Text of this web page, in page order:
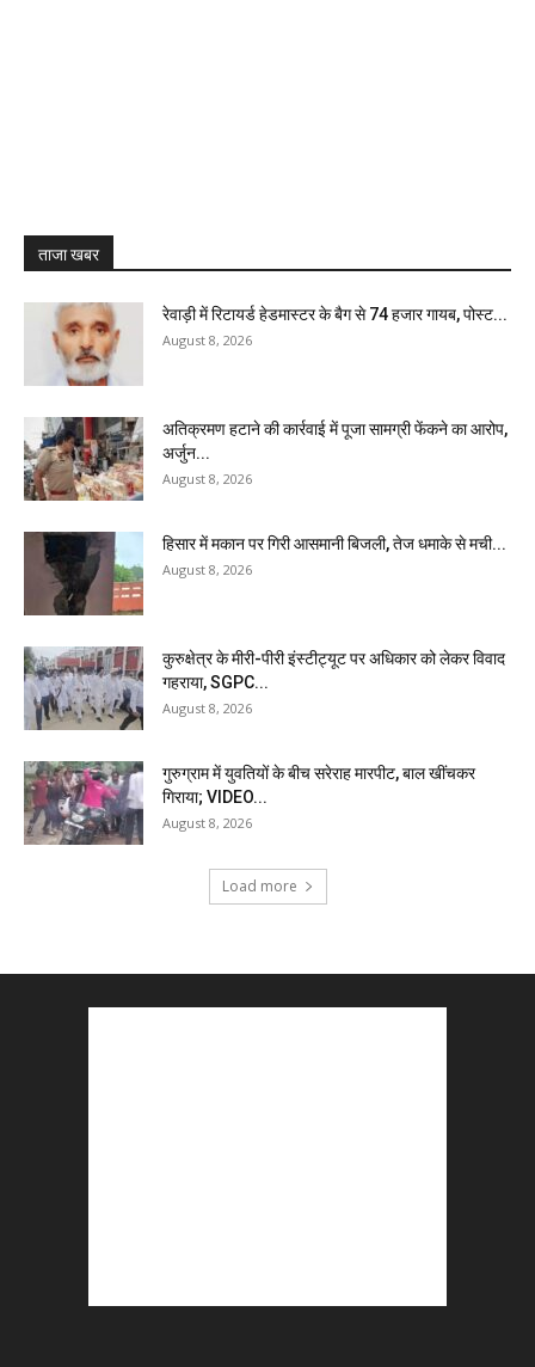
ताजा खबर
रेवाड़ी में रिटायर्ड हेडमास्टर के बैग से ₹74 हजार गायब, पोस्ट...
August 8, 2026
अतिक्रमण हटाने की कार्रवाई में पूजा सामग्री फेंकने का आरोप,
अर्जुन...
August 8, 2026
हिसार में मकान पर गिरी आसमानी बिजली, तेज धमाके से मची...
August 8, 2026
कुरुक्षेत्र के मीरी-पीरी इंस्टीट्यूट पर अधिकार को लेकर विवाद
गहराया, SGPC...
August 8, 2026
गुरुग्राम में युवतियों के बीच सरेराह मारपीट, बाल खींचकर
गिराया; VIDEO...
August 8, 2026
Load more